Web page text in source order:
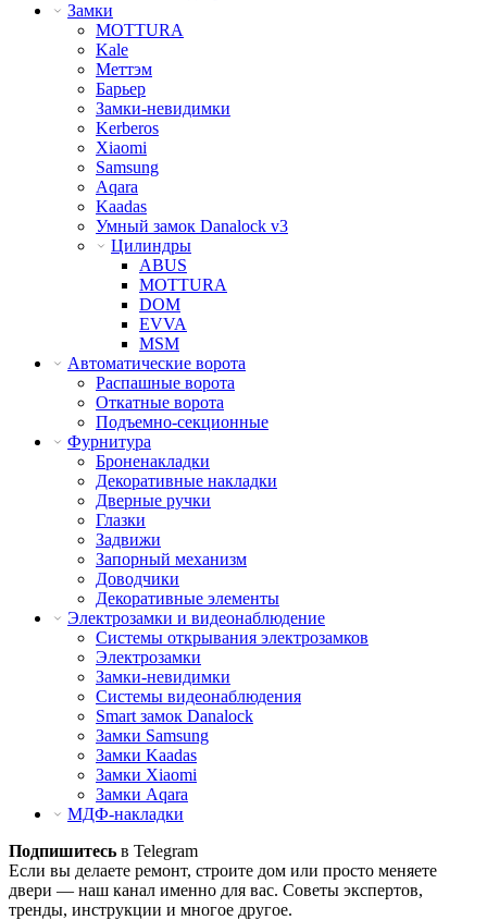
Замки
MOTTURA
Kale
Меттэм
Барьер
Замки-невидимки
Kerberos
Xiaomi
Samsung
Aqara
Kaadas
Умный замок Danalock v3
Цилиндры
ABUS
MOTTURA
DOM
EVVA
MSM
Автоматические ворота
Распашные ворота
Откатные ворота
Подъемно-секционные
Фурнитура
Броненакладки
Декоративные накладки
Дверные ручки
Глазки
Задвижи
Запорный механизм
Доводчики
Декоративные элементы
Электрозамки и видеонаблюдение
Системы открывания электрозамков
Электрозамки
Замки-невидимки
Системы видеонаблюдения
Smart замок Danalock
Замки Samsung
Замки Kaadas
Замки Xiaomi
Замки Aqara
МДФ-накладки
Подпишитесь в Telegram
Если вы делаете ремонт, строите дом или просто меняете
двери — наш канал именно для вас. Советы экспертов,
тренды, инструкции и многое другое.